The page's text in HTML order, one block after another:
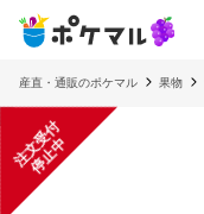
産直・通販のポケマル 果物
注
文
受
付
停
止
中